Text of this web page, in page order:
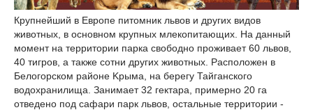
Крупнейший в Европе питомник львов и других видов
животных, в основном крупных млекопитающих. На данный
момент на территории парка свободно проживает 60 львов,
40 тигров, а также сотни других животных. Расположен в
Белогорском районе Kрыма, на берегу Тайганского
водохранилища. Занимает 32 гектара, примерно 20 га
отведено под сафари пaрк львов, остальные территории -